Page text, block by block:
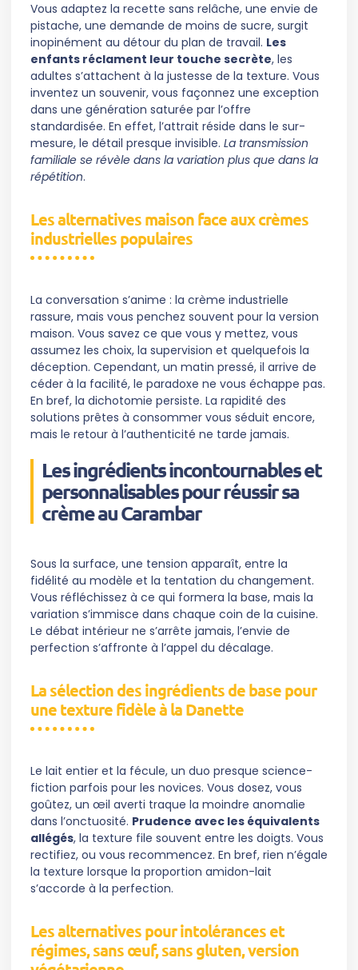
Vous adaptez la recette sans relâche, une envie de
pistache, une demande de moins de sucre, surgit
inopinément au détour du plan de travail. Les
enfants réclament leur touche secrète, les
adultes s’attachent à la justesse de la texture. Vous
inventez un souvenir, vous façonnez une exception
dans une génération saturée par l’offre
standardisée. En effet, l’attrait réside dans le sur-
mesure, le détail presque invisible. La transmission
familiale se révèle dans la variation plus que dans la
répétition.
Les alternatives maison face aux crèmes
industrielles populaires
La conversation s’anime : la crème industrielle
rassure, mais vous penchez souvent pour la version
maison. Vous savez ce que vous y mettez, vous
assumez les choix, la supervision et quelquefois la
déception. Cependant, un matin pressé, il arrive de
céder à la facilité, le paradoxe ne vous échappe pas.
En bref, la dichotomie persiste. La rapidité des
solutions prêtes à consommer vous séduit encore,
mais le retour à l’authenticité ne tarde jamais.
Les ingrédients incontournables et
personnalisables pour réussir sa
crème au Carambar
Sous la surface, une tension apparaît, entre la
fidélité au modèle et la tentation du changement.
Vous réfléchissez à ce qui formera la base, mais la
variation s’immisce dans chaque coin de la cuisine.
Le débat intérieur ne s’arrête jamais, l’envie de
perfection s’affronte à l’appel du décalage.
La sélection des ingrédients de base pour
une texture fidèle à la Danette
Le lait entier et la fécule, un duo presque science-
fiction parfois pour les novices. Vous dosez, vous
goûtez, un œil averti traque la moindre anomalie
dans l’onctuosité. Prudence avec les équivalents
allégés, la texture file souvent entre les doigts. Vous
rectifiez, ou vous recommencez. En bref, rien n’égale
la texture lorsque la proportion amidon-lait
s’accorde à la perfection.
Les alternatives pour intolérances et
régimes, sans œuf, sans gluten, version